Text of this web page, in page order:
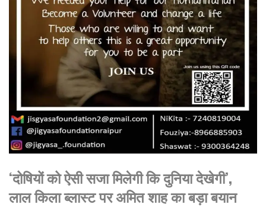
‘दोषियों को ऐसी सजा मिलेगी कि दुनिया देखेगी’,
लाल किला ब्लास्ट पर अमित शाह का बड़ा बयान